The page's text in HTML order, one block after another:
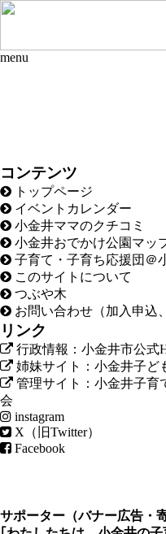
menu
コンテンツ
トップページ
イベントカレンダー
小金井ママのクチコミ
小金井おでかけ公園マッ
子育て・子育ち応援団＠
このサイトについて
つぶや木
お問い合わせ（加入申込
リンク
行政情報：小金井市公式
姉妹サイト：小金井子ど
管理サイト：小金井子育
会
instagram
X（旧Twitter）
Facebook
サポーター（バナー広告 ・